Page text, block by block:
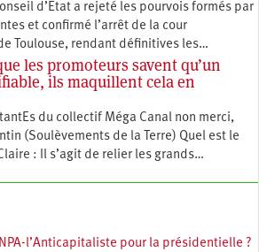
d’État a rejeté les pourvois formés par
et confirmé l’arrêt de la cour
Toulouse, rendant définitives les…
les promoteurs savent qu’un
ils maquillent cela en
du collectif Méga Canal non merci,
(Soulèvements de la Terre) Quel est le
: Il s’agit de relier les grands…
l’Anticapitaliste pour la présidentielle ?